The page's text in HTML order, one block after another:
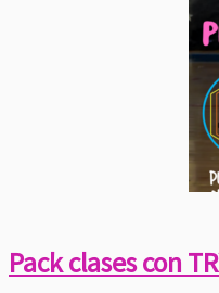
Pack clases con